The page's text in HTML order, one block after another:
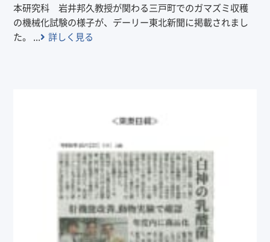
本研究科 岩井邦久教授が関わる三戸町でのガマズミ収穫
の機械化試験の様子が、デーリー東北新聞に掲載されまし
た。 ...
詳しく見る